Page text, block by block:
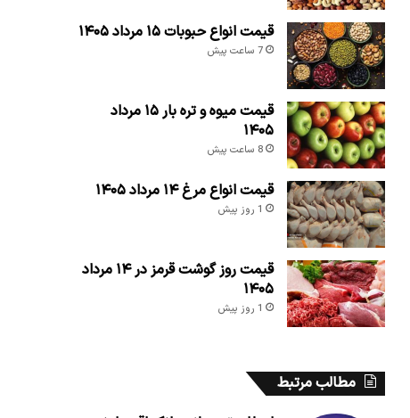
قیمت انواع حبوبات ۱۵ مرداد ۱۴۰۵
7 ساعت پیش
قیمت میوه و تره بار ۱۵ مرداد
۱۴۰۵
8 ساعت پیش
قیمت انواع مرغ ۱۴ مرداد ۱۴۰۵
1 روز پیش
قیمت روز گوشت قرمز در ۱۴ مرداد
۱۴۰۵
1 روز پیش
مطالب مرتبط